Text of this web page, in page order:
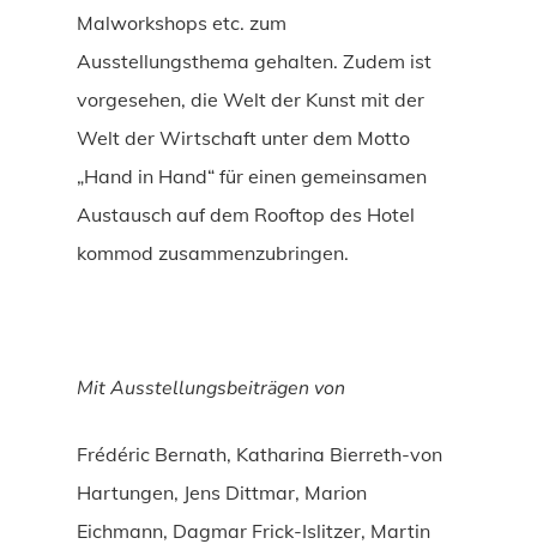
Malworkshops etc. zum
Ausstellungsthema gehalten. Zudem ist
vorgesehen, die Welt der Kunst mit der
Welt der Wirtschaft unter dem Motto
„Hand in Hand“ für einen gemeinsamen
Austausch auf dem Rooftop des Hotel
kommod zusammenzubringen.
Mit Ausstellungsbeiträgen von
Frédéric Bernath, Katharina Bierreth-von
Hartungen, Jens Dittmar, Marion
Eichmann, Dagmar Frick-Islitzer, Martin